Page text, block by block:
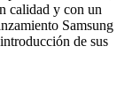
calidad y con un
Samsung
de sus